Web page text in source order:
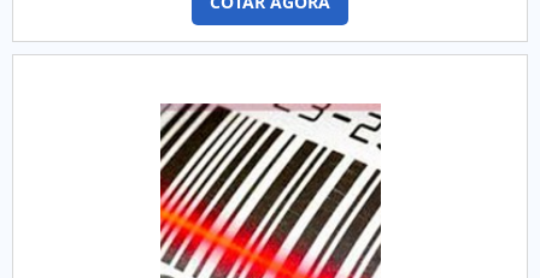
PRODUTO O rolete armazena a tinta e cada unidade possui
a capacidade realizar a gravação de informações em
rolete tinta possui a responsabilidade de realizar a
impressão de informações em variadas unidades de
etiquetas. A utilização do rolete proporciona economia
essencial, uma vez que sua vida útil é prolongada. Abaixo, é
possível verificar quais as qualidade em contar com este
tipo de produto: Melhor custo-benefício do mercado;
Produto de qualidade garantida; Empresa comprometida